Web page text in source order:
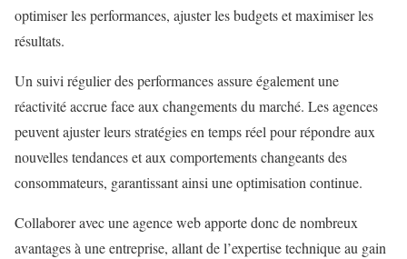
optimiser les performances, ajuster les budgets et maximiser les
résultats.
Un suivi régulier des performances assure également une
réactivité accrue face aux changements du marché. Les agences
peuvent ajuster leurs stratégies en temps réel pour répondre aux
nouvelles tendances et aux comportements changeants des
consommateurs, garantissant ainsi une optimisation continue.
Collaborer avec une agence web apporte donc de nombreux
avantages à une entreprise, allant de l’expertise technique au gain